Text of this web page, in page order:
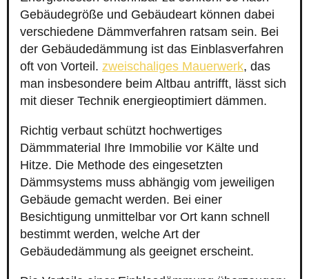
Gebäudegröße und Gebäudeart können dabei
verschiedene Dämmverfahren ratsam sein. Bei
der Gebäudedämmung ist das Einblasverfahren
oft von Vorteil. zweischaliges Mauerwerk, das
man insbesondere beim Altbau antrifft, lässt sich
mit dieser Technik energieoptimiert dämmen.
Richtig verbaut schützt hochwertiges
Dämmmaterial Ihre Immobilie vor Kälte und
Hitze. Die Methode des eingesetzten
Dämmsystems muss abhängig vom jeweiligen
Gebäude gemacht werden. Bei einer
Besichtigung unmittelbar vor Ort kann schnell
bestimmt werden, welche Art der
Gebäudedämmung als geeignet erscheint.